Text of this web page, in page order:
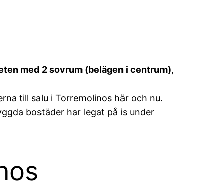
med 2 sovrum (belägen i centrum),
till salu i Torremolinos här och nu.
bostäder har legat på is under